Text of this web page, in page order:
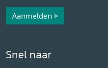
Aanmelden
Snel naar